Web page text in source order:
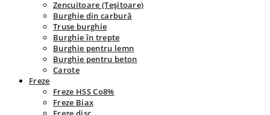
Zencuitoare (Teșitoare)
Burghie din carbură
Truse burghie
Burghie în trepte
Burghie pentru lemn
Burghie pentru beton
Carote
Freze
Freze HSS Co8%
Freze Biax